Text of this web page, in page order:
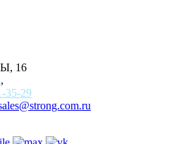
16
,
35-29